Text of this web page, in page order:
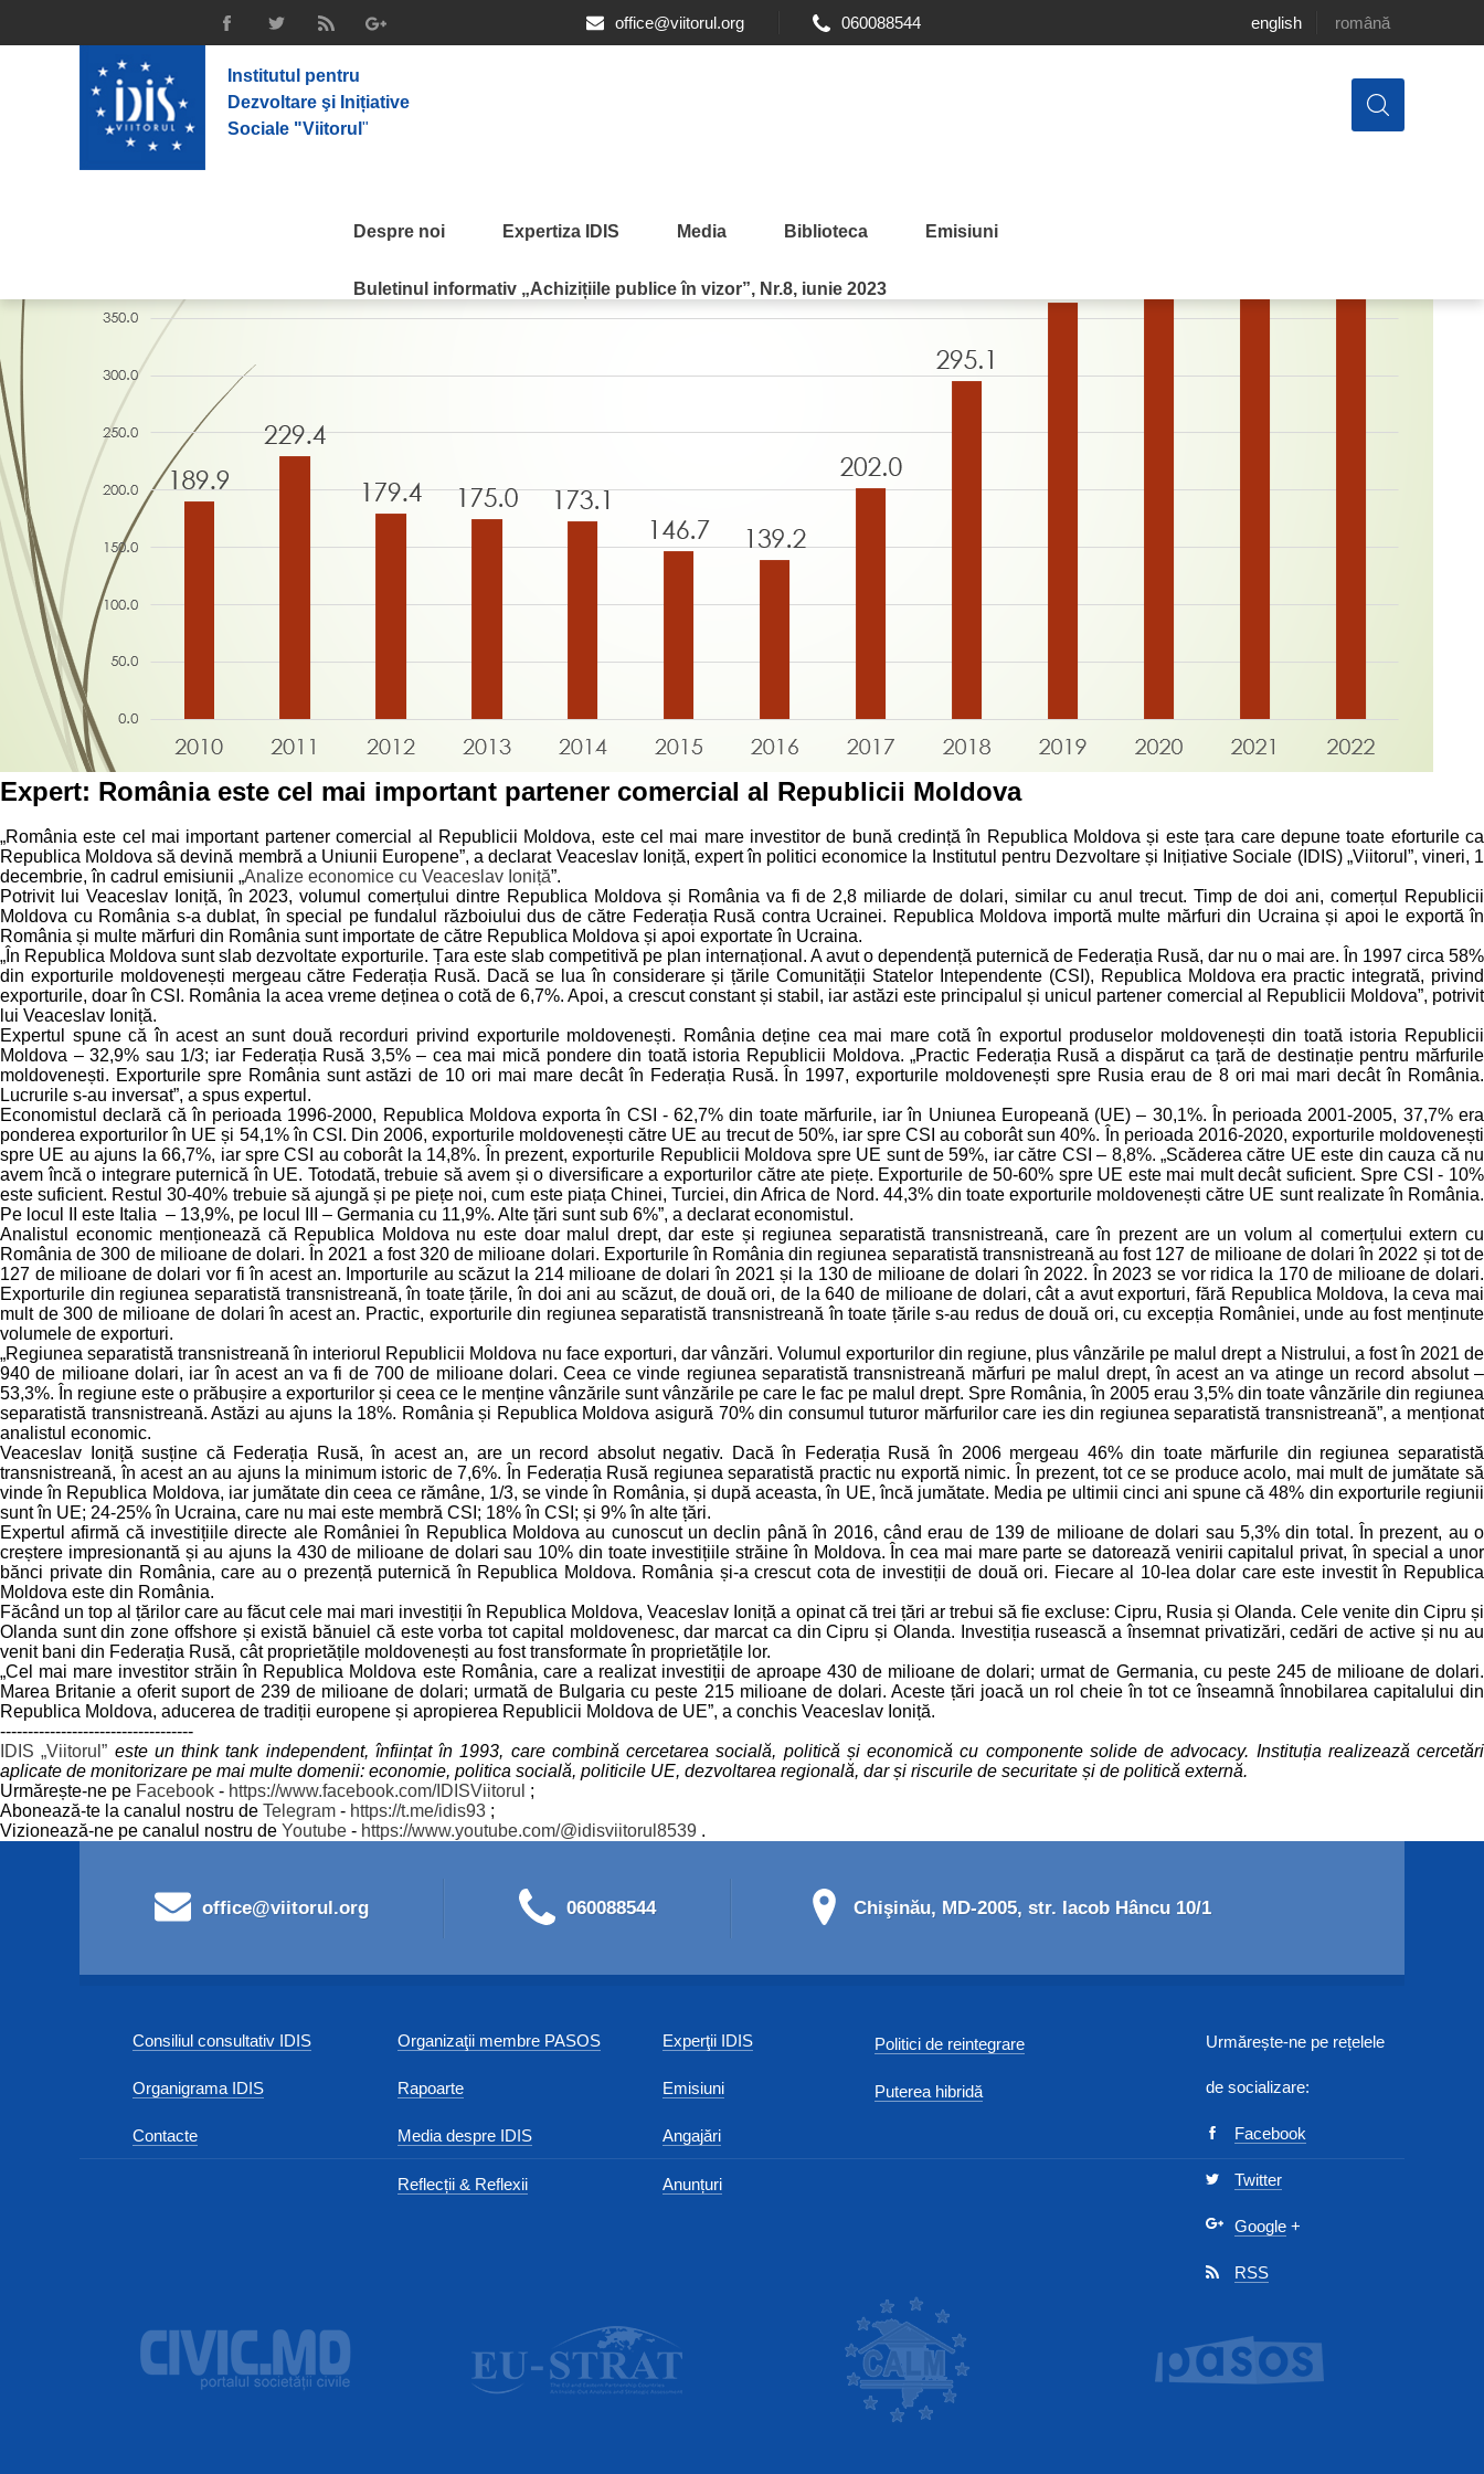
office@viitorul.org 060088544 english română
Institutul pentru
Dezvoltare şi Inițiative
Sociale "Viitorul "
Despre noi Expertiza IDIS Media Biblioteca Emisiuni
Buletinul informativ „Achizițiile publice în vizor”, Nr.8, iunie 2023
Expert: România este cel mai important partener comercial al Republicii Moldova
„România este cel mai important partener comercial al Republicii Moldova, este cel mai mare investitor de bună credință în Republica Moldova și este țara care depune toate eforturile ca
Republica Moldova să devină membră a Uniunii Europene”, a declarat Veaceslav Ioniță, expert în politici economice la Institutul pentru Dezvoltare și Inițiative Sociale (IDIS) „Viitorul”, vineri, 1
decembrie, în cadrul emisiunii „Analize economice cu Veaceslav Ioniță”.
Potrivit lui Veaceslav Ioniță, în 2023, volumul comerțului dintre Republica Moldova și România va fi de 2,8 miliarde de dolari, similar cu anul trecut. Timp de doi ani, comerțul Republicii
Moldova cu România s-a dublat, în special pe fundalul războiului dus de către Federația Rusă contra Ucrainei. Republica Moldova importă multe mărfuri din Ucraina și apoi le exportă în
România și multe mărfuri din România sunt importate de către Republica Moldova și apoi exportate în Ucraina.
„În Republica Moldova sunt slab dezvoltate exporturile. Țara este slab competitivă pe plan internațional. A avut o dependență puternică de Federația Rusă, dar nu o mai are. În 1997 circa 58%
din exporturile moldovenești mergeau către Federația Rusă. Dacă se lua în considerare și țările Comunității Statelor Intependente (CSI), Republica Moldova era practic integrată, privind
exporturile, doar în CSI. România la acea vreme deținea o cotă de 6,7%. Apoi, a crescut constant și stabil, iar astăzi este principalul și unicul partener comercial al Republicii Moldova”, potrivit
lui Veaceslav Ioniță.
Expertul spune că în acest an sunt două recorduri privind exporturile moldovenești. România deține cea mai mare cotă în exportul produselor moldovenești din toată istoria Republicii
Moldova – 32,9% sau 1/3; iar Federația Rusă 3,5% – cea mai mică pondere din toată istoria Republicii Moldova. „Practic Federația Rusă a dispărut ca țară de destinație pentru mărfurile
moldovenești. Exporturile spre România sunt astăzi de 10 ori mai mare decât în Federația Rusă. În 1997, exporturile moldovenești spre Rusia erau de 8 ori mai mari decât în România.
Lucrurile s-au inversat”, a spus expertul.
Economistul declară că în perioada 1996-2000, Republica Moldova exporta în CSI - 62,7% din toate mărfurile, iar în Uniunea Europeană (UE) – 30,1%. În perioada 2001-2005, 37,7% era
ponderea exporturilor în UE și 54,1% în CSI. Din 2006, exporturile moldovenești către UE au trecut de 50%, iar spre CSI au coborât sun 40%. În perioada 2016-2020, exporturile moldovenești
spre UE au ajuns la 66,7%, iar spre CSI au coborât la 14,8%. În prezent, exporturile Republicii Moldova spre UE sunt de 59%, iar către CSI – 8,8%. „Scăderea către UE este din cauza că nu
avem încă o integrare puternică în UE. Totodată, trebuie să avem și o diversificare a exporturilor către ate piețe. Exporturile de 50-60% spre UE este mai mult decât suficient. Spre CSI - 10%
este suficient. Restul 30-40% trebuie să ajungă și pe piețe noi, cum este piața Chinei, Turciei, din Africa de Nord. 44,3% din toate exporturile moldovenești către UE sunt realizate în România.
Pe locul II este Italia – 13,9%, pe locul III – Germania cu 11,9%. Alte țări sunt sub 6%”, a declarat economistul.
Analistul economic menționează că Republica Moldova nu este doar malul drept, dar este și regiunea separatistă transnistreană, care în prezent are un volum al comerțului extern cu
România de 300 de milioane de dolari. În 2021 a fost 320 de milioane dolari. Exporturile în România din regiunea separatistă transnistreană au fost 127 de milioane de dolari în 2022 și tot de
127 de milioane de dolari vor fi în acest an. Importurile au scăzut la 214 milioane de dolari în 2021 și la 130 de milioane de dolari în 2022. În 2023 se vor ridica la 170 de milioane de dolari.
Exporturile din regiunea separatistă transnistreană, în toate țările, în doi ani au scăzut, de două ori, de la 640 de milioane de dolari, cât a avut exporturi, fără Republica Moldova, la ceva mai
mult de 300 de milioane de dolari în acest an. Practic, exporturile din regiunea separatistă transnistreană în toate țările s-au redus de două ori, cu excepția României, unde au fost menținute
volumele de exporturi.
„Regiunea separatistă transnistreană în interiorul Republicii Moldova nu face exporturi, dar vânzări. Volumul exporturilor din regiune, plus vânzările pe malul drept a Nistrului, a fost în 2021 de
940 de milioane dolari, iar în acest an va fi de 700 de milioane dolari. Ceea ce vinde regiunea separatistă transnistreană mărfuri pe malul drept, în acest an va atinge un record absolut –
53,3%. În regiune este o prăbușire a exporturilor și ceea ce le menține vânzările sunt vânzările pe care le fac pe malul drept. Spre România, în 2005 erau 3,5% din toate vânzările din regiunea
separatistă transnistreană. Astăzi au ajuns la 18%. România și Republica Moldova asigură 70% din consumul tuturor mărfurilor care ies din regiunea separatistă transnistreană”, a menționat
analistul economic.
Veaceslav Ioniță susține că Federația Rusă, în acest an, are un record absolut negativ. Dacă în Federația Rusă în 2006 mergeau 46% din toate mărfurile din regiunea separatistă
transnistreană, în acest an au ajuns la minimum istoric de 7,6%. În Federația Rusă regiunea separatistă practic nu exportă nimic. În prezent, tot ce se produce acolo, mai mult de jumătate să
vinde în Republica Moldova, iar jumătate din ceea ce rămâne, 1/3, se vinde în România, și după aceasta, în UE, încă jumătate. Media pe ultimii cinci ani spune că 48% din exporturile regiunii
sunt în UE; 24-25% în Ucraina, care nu mai este membră CSI; 18% în CSI; și 9% în alte țări.
Expertul afirmă că investițiile directe ale României în Republica Moldova au cunoscut un declin până în 2016, când erau de 139 de milioane de dolari sau 5,3% din total. În prezent, au o
creștere impresionantă și au ajuns la 430 de milioane de dolari sau 10% din toate investițiile străine în Moldova. În cea mai mare parte se datorează venirii capitalul privat, în special a unor
bănci private din România, care au o prezență puternică în Republica Moldova. România și-a crescut cota de investiții de două ori. Fiecare al 10-lea dolar care este investit în Republica
Moldova este din România.
Făcând un top al țărilor care au făcut cele mai mari investiții în Republica Moldova, Veaceslav Ioniță a opinat că trei țări ar trebui să fie excluse: Cipru, Rusia și Olanda. Cele venite din Cipru și
Olanda sunt din zone offshore și există bănuiel că este vorba tot capital moldovenesc, dar marcat ca din Cipru și Olanda. Investiția rusească a însemnat privatizări, cedări de active și nu au
venit bani din Federația Rusă, cât proprietățile moldovenești au fost transformate în proprietățile lor.
„Cel mai mare investitor străin în Republica Moldova este România, care a realizat investiții de aproape 430 de milioane de dolari; urmat de Germania, cu peste 245 de milioane de dolari.
Marea Britanie a oferit suport de 239 de milioane de dolari; urmată de Bulgaria cu peste 215 milioane de dolari. Aceste țări joacă un rol cheie în tot ce înseamnă înnobilarea capitalului din
Republica Moldova, aducerea de tradiții europene și apropierea Republicii Moldova de UE”, a conchis Veaceslav Ioniță.
-----------------------------------
IDIS „Viitorul” este un think tank independent, înființat în 1993, care combină cercetarea socială, politică și economică cu componente solide de advocacy. Instituția realizează cercetări
aplicate de monitorizare pe mai multe domenii: economie, politica socială, politicile UE, dezvoltarea regională, dar și riscurile de securitate și de politică externă.
Urmărește-ne pe Facebook - https://www.facebook.com/IDISViitorul ;
Abonează-te la canalul nostru de Telegram - https://t.me/idis93 ;
Vizionează-ne pe canalul nostru de Youtube - https://www.youtube.com/@idisviitorul8539 .
office@viitorul.org 060088544 Chişinău, MD-2005, str. Iacob Hâncu 10/1
Consiliul consultativ IDIS
Organigrama IDIS
Contacte
Organizaţii membre PASOS
Rapoarte
Media despre IDIS
Reflecții & Reflexii
Experţii IDIS
Emisiuni
Angajări
Anunțuri
Politici de reintegrare
Puterea hibridă
Urmărește-ne pe rețelele
de socializare:
Facebook
Twitter
Google +
RSS